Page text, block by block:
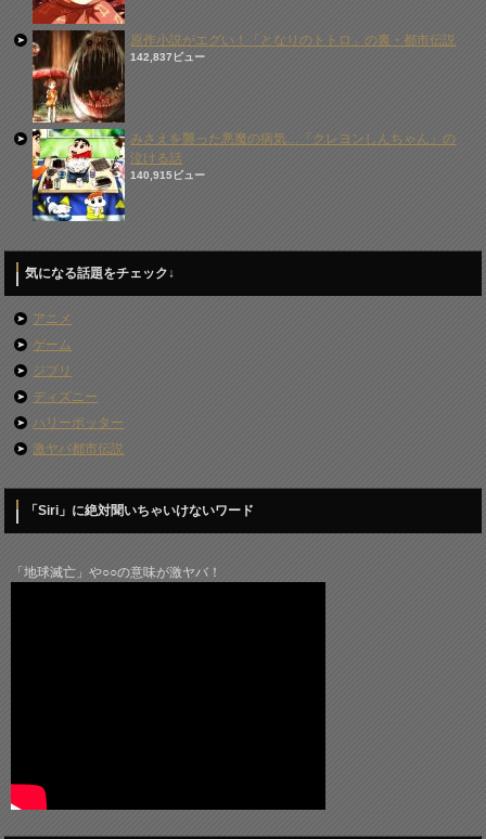
原作小説がエグい！「となりのトトロ」の裏・都市伝説
142,837ビュー
みさえを襲った悪魔の病気…「クレヨンしんちゃん」の
泣ける話
140,915ビュー
気になる話題をチェック↓
アニメ
ゲーム
ジブリ
ディズニー
ハリーポッター
激ヤバ都市伝説
「Siri」に絶対聞いちゃいけないワード
「地球滅亡」や○○の意味が激ヤバ！